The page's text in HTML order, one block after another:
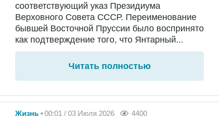
соответствующий указ Президиума
Верховного Совета СССР. Переименование
бывшей Восточной Пруссии было воспринято
как подтверждение того, что Янтарный...
Читать полностью
Жизнь 00:01 / 03 Июля 2026 4400